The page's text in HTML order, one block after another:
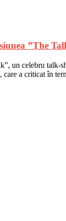
”The
un celebru
care a criticat în